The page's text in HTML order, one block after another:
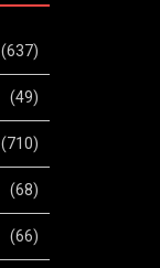
(637)
(49)
(710)
(68)
(66)